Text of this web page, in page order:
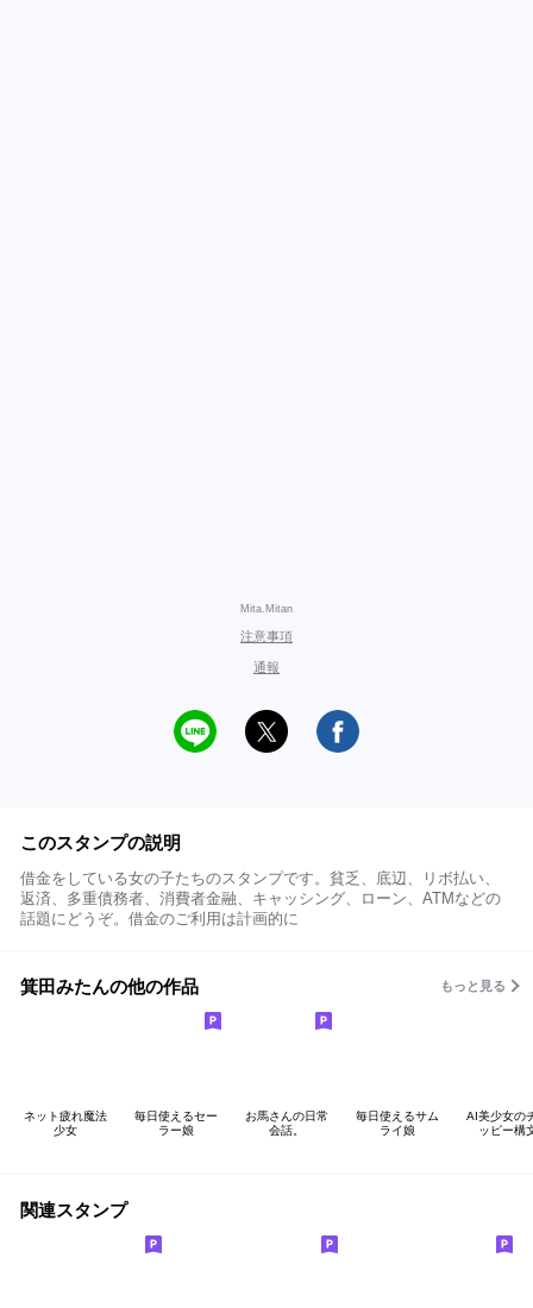
Mita.Mitan
注意事項
通報
このスタンプの説明
借金をしている女の子たちのスタンプです。貧乏、底辺、リボ払い、
返済、多重債務者、消費者金融、キャッシング、ローン、ATMなどの
話題にどうぞ。借金のご利用は計画的に
箕田みたんの他の作品 もっと見る
ネット疲れ魔法
少女
毎日使えるセー
ラー娘
お馬さんの日常
会話。
毎日使えるサム
ライ娘
AI美少女の
ッピー構
関連スタンプ